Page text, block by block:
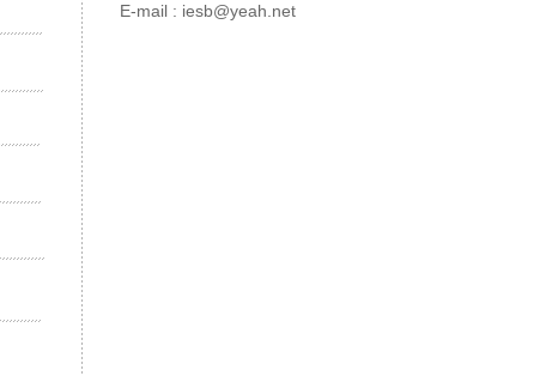
E-mail : iesb@yeah.net